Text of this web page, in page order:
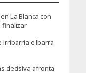
La Blanca con
finalizar
Irribarria e Ibarra
decisiva afronta